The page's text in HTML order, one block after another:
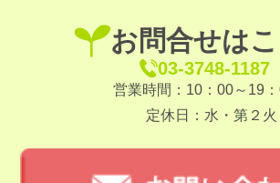
お問合せは
03-3748-1187
営業時間：10：00～19
定休日：水・第２火